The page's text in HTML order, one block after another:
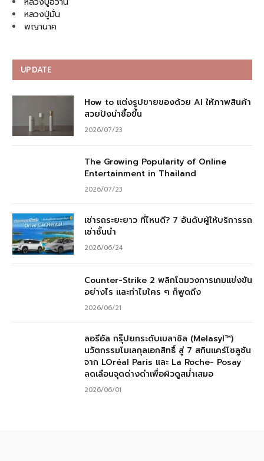
หลวงปู่มั่น
พญานาค
UPDATE
How to แต่งรูปขายของด้วย AI ให้ภาพสินค้า
สวยปังน่าซื้อขึ้น
2026/07/23
The Growing Popularity of Online
Entertainment in Thailand
2026/07/23
เช่ารถระยะยาว ที่ไหนดี? 7 อันดับผู้ให้บริการรถ
เช่าชั้นนำ
2026/06/24
Counter-Strike 2 พลิกโฉมวงการเกมแข่งขัน
อย่างไร และทำไมใคร ๆ ก็พูดถึง
2026/06/21
ลอรีอัล กรุ๊ปยกระดับเมลาซิล (Melasyl™)
นวัตกรรมโมเลกุลเอกสิทธิ์ สู่ 7 สกินแคร์โซลูชัน
จาก LOréal Paris และ La Roche- Posay
ลดเลือนจุดด่างดำเพื่อผิวดูสม่ำเสมอ
2026/06/01